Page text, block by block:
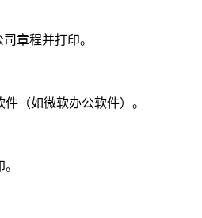
章程并打印。
（如微软办公软件）。